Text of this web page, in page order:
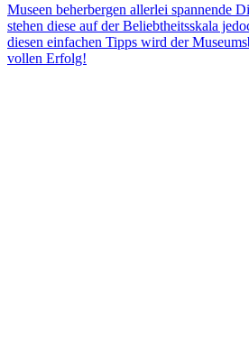
Museen beherbergen allerlei spannende
stehen diese auf der Beliebtheitsskala
diesen einfachen Tipps wird der
vollen Erfolg!